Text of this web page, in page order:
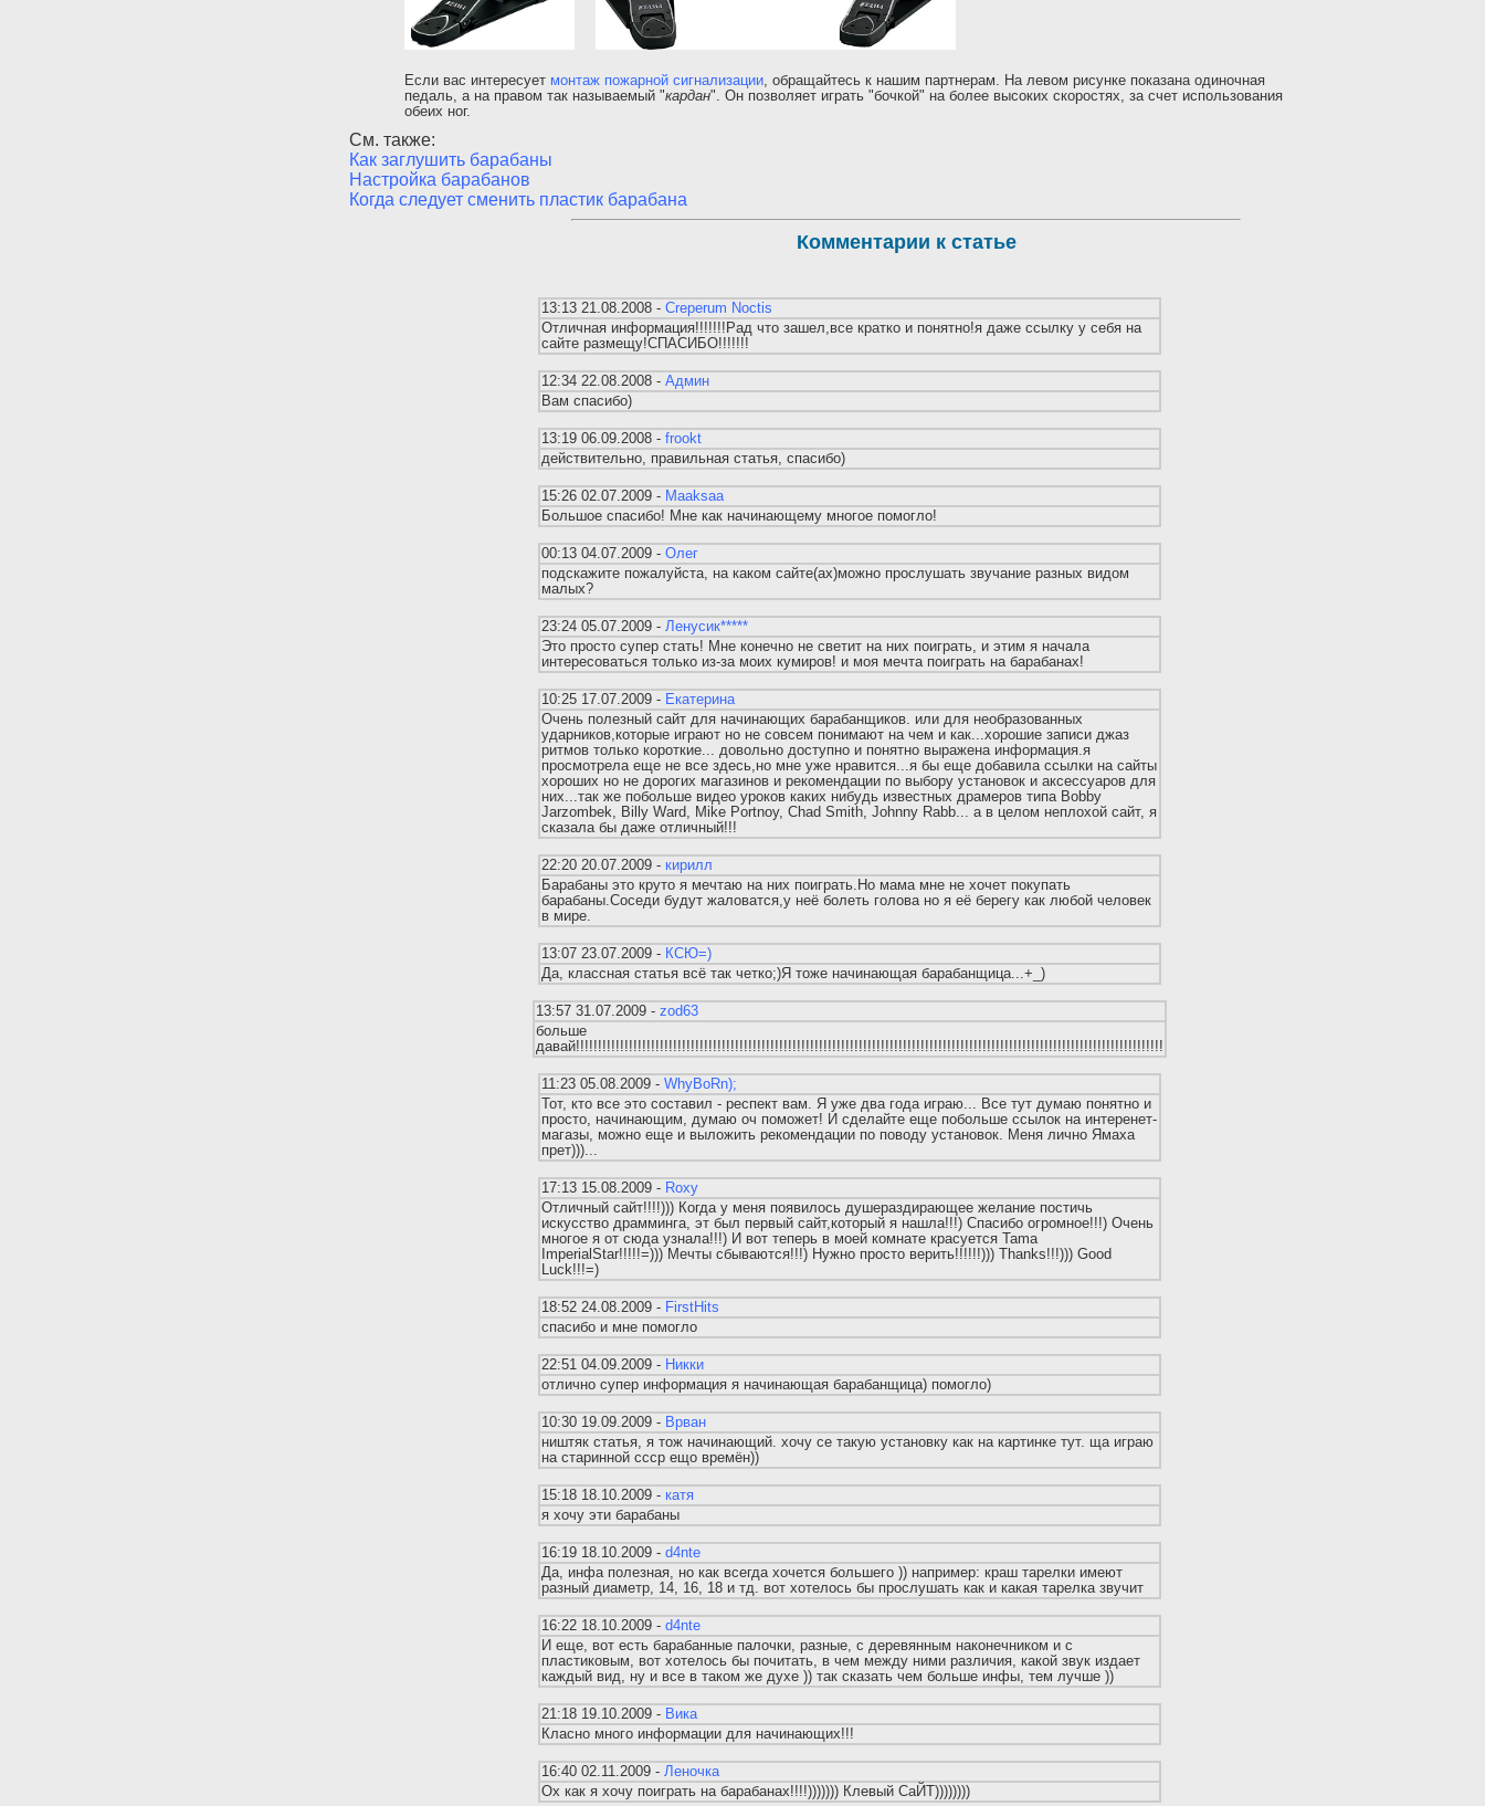
Если вас интересует монтаж пожарной сигнализации , обращайтесь к нашим партнерам. На левом рисунке показана одиночная
педаль, а на правом так называемый "кардан". Он позволяет играть "бочкой" на более высоких скоростях, за счет использования
обеих ног.
См. также:
Как заглушить барабаны
Настройка барабанов
Когда следует сменить пластик барабана
Комментарии к статье
13:13 21.08.2008 -Creperum Noctis
Отличная информация!!!!!!!Рад что зашел,все кратко и понятно!я даже ссылку у себя на
сайте размещу!СПАСИБО!!!!!!!
12:34 22.08.2008 -Админ
Вам спасибо)
13:19 06.09.2008 -frookt
действительно, правильная статья, спасибо)
15:26 02.07.2009 - Maaksaa
Большое спасибо! Мне как начинающему многое помогло!
00:13 04.07.2009 -Олег
подскажите пожалуйста, на каком сайте(ах)можно прослушать звучание разных видом
малых?
23:24 05.07.2009 - Ленусик*****
Это просто супер стать! Мне конечно не светит на них поиграть, и этим я начала
интересоваться только из-за моих кумиров! и моя мечта поиграть на барабанах!
10:25 17.07.2009 - Екатерина
Очень полезный сайт для начинающих барабанщиков. или для необразованных
ударников,которые играют но не совсем понимают на чем и как...хорошие записи джаз
ритмов только короткие... довольно доступно и понятно выражена информация.я
просмотрела еще не все здесь,но мне уже нравится...я бы еще добавила ссылки на сайты
хороших но не дорогих магазинов и рекомендации по выбору установок и аксессуаров для
них...так же побольше видео уроков каких нибудь известных драмеров типа Bobby
Jarzombek, Billy Ward, Mike Portnoy, Chad Smith, Johnny Rabb... а в целом неплохой сайт, я
сказала бы даже отличный!!!
22:20 20.07.2009 -кирилл
Барабаны это круто я мечтаю на них поиграть.Но мама мне не хочет покупать
барабаны.Соседи будут жаловатся,у неё болеть голова но я её берегу как любой человек
в мире.
13:07 23.07.2009 - КСЮ=)
Да, классная статья всё так четко;)Я тоже начинающая барабанщица...+_)
13:57 31.07.2009 -zod63
больше
давай!!!!!!!!!!!!!!!!!!!!!!!!!!!!!!!!!!!!!!!!!!!!!!!!!!!!!!!!!!!!!!!!!!!!!!!!!!!!!!!!!!!!!!!!!!!!!!!!!!!!!!!!!!!!!!!!!!!!!!!!!!!!!!!!!!!!!
11:23 05.08.2009 -WhyBoRn);
Тот, кто все это составил - респект вам. Я уже два года играю... Все тут думаю понятно и
просто, начинающим, думаю оч поможет! И сделайте еще побольше ссылок на интеренет-
магазы, можно еще и выложить рекомендации по поводу установок. Меня лично Ямаха
прет)))...
17:13 15.08.2009 - Roxy
Отличный сайт!!!!))) Когда у меня появилось душераздирающее желание постичь
искусство драмминга, эт был первый сайт,который я нашла!!!) Спасибо огромное!!!) Очень
многое я от сюда узнала!!!) И вот теперь в моей комнате красуется Tama
ImperialStar!!!!!=))) Мечты сбываются!!!) Нужно просто верить!!!!!!))) Thanks!!!))) Good
Luck!!!=)
18:52 24.08.2009 - FirstHits
спасибо и мне помогло
22:51 04.09.2009 - Никки
отлично супер информация я начинающая барабанщица) помогло)
10:30 19.09.2009 - Врван
ништяк статья, я тож начинающий. хочу се такую установку как на картинке тут. ща играю
на старинной ссср ещо времён))
15:18 18.10.2009 -катя
я хочу эти барабаны
16:19 18.10.2009 -d4nte
Да, инфа полезная, но как всегда хочется большего )) например: краш тарелки имеют
разный диаметр, 14, 16, 18 и тд. вот хотелось бы прослушать как и какая тарелка звучит
16:22 18.10.2009 -d4nte
И еще, вот есть барабанные палочки, разные, с деревянным наконечником и с
пластиковым, вот хотелось бы почитать, в чем между ними различия, какой звук издает
каждый вид, ну и все в таком же духе )) так сказать чем больше инфы, тем лучше ))
21:18 19.10.2009 - Вика
Класно много информации для начинающих!!!
16:40 02.11.2009 - Леночка
Ох как я хочу поиграть на барабанах!!!!))))))) Клевый СаЙТ))))))))